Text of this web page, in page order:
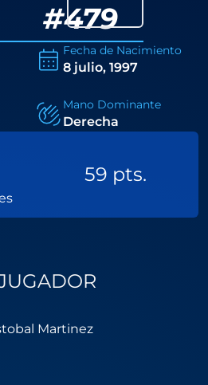
#479
Fecha de Nacimiento
8 julio, 1997
Mano Dominante
Derecha
59 pts.